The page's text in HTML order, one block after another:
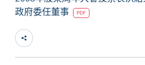
政府委任董事
PDF